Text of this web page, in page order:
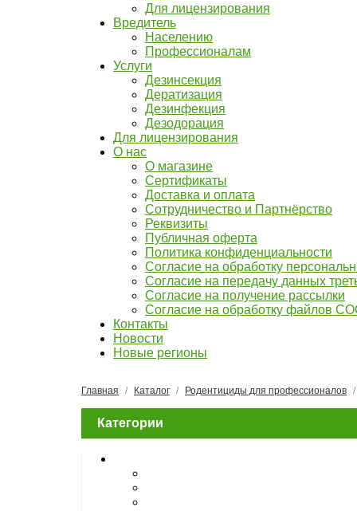
Для лицензирования
Вредитель
Населению
Профессионалам
Услуги
Дезинсекция
Дератизация
Дезинфекция
Дезодорация
Для лицензирования
О нас
О магазине
Сертификаты
Доставка и оплата
Сотрудничество и Партнёрство
Реквизиты
Публичная оферта
Политика конфиденциальности
Согласие на обработку
Согласие на передачу данных
Согласие на получение рассылки
Согласие на обработку файлов
Контакты
Новости
Новые регионы
Главная Каталог Родентициды для профессионалов
Категории